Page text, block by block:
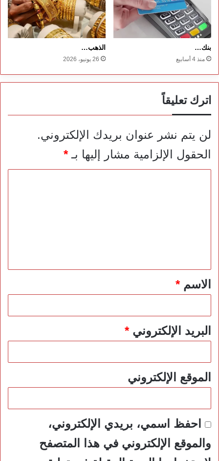
بنك…
منذ 4 أسابيع
الذهب…
26 يونيو، 2026
اترك تعليقاً
لن يتم نشر عنوان بريدك الإلكتروني.
الحقول الإلزامية مشار إليها بـ*
*الاسم*
البريد الإلكتروني*
الموقع الإلكتروني
احفظ اسمي، بريدي الإلكتروني،
والموقع الإلكتروني في هذا المتصفح